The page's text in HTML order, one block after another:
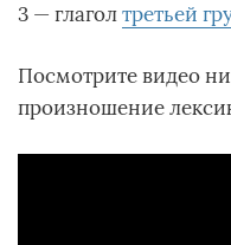
3 — глаголтретьей
Посмотрите видео
произношение